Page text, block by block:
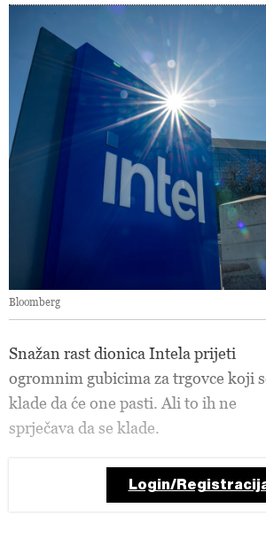
Bloomberg
Snažan rast dionica Intela prijeti
ogromnim gubicima za trgovce koji
klade da će one pasti. Ali to ih ne
sprječava da se klade.
Login/